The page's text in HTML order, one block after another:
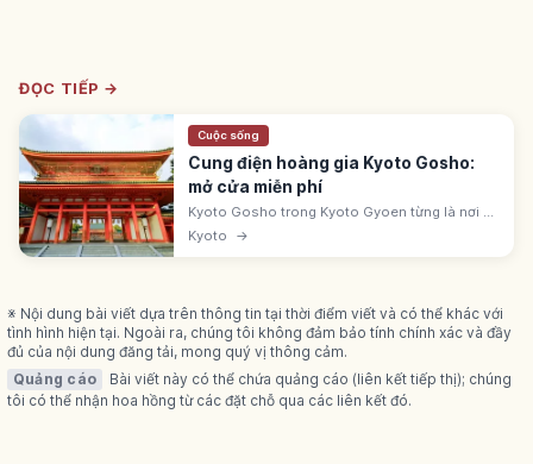
ĐỌC TIẾP →
Cuộc sống
Cung điện hoàng gia Kyoto Gosho:
mở cửa miễn phí
Kyoto Gosho trong Kyoto Gyoen từng là nơi ở
Thiên hoàng. Mở quanh năm miễn phí không
cần đăng ký. Từ ga Imadegawa tuyến
Kyoto →
※ Nội dung bài viết dựa trên thông tin tại thời điểm viết và có thể khác với
tình hình hiện tại. Ngoài ra, chúng tôi không đảm bảo tính chính xác và đầy
đủ của nội dung đăng tải, mong quý vị thông cảm.
Quảng cáo
Bài viết này có thể chứa quảng cáo (liên kết tiếp thị); chúng
tôi có thể nhận hoa hồng từ các đặt chỗ qua các liên kết đó.